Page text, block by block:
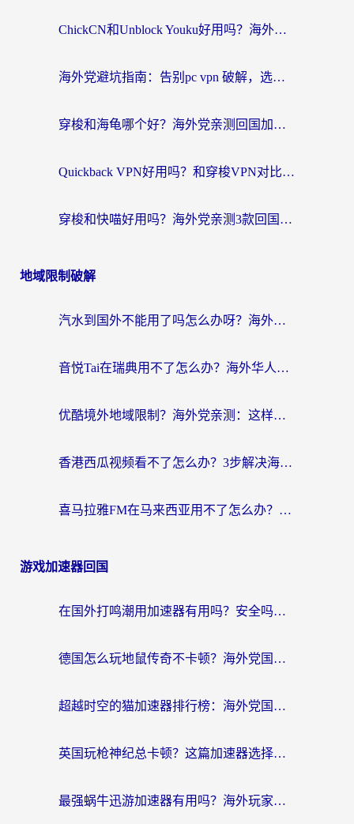
ChickCN和Unblock Youku好用吗？海外党亲测3款回国加速器，附iOS免费选择指南
海外党避坑指南：告别pc vpn 破解，选对回国加速器轻松访问国内资源
穿梭和海龟哪个好？海外党亲测回国加速器，附电脑免费VPN推荐
Quickback VPN好用吗？和穿梭VPN对比哪个回国效果更好？海外党必看的真实测评与选择指南
穿梭和快喵好用吗？海外党亲测3款回国加速器，附日本回国VPN避坑指南
地域限制破解
汽水到国外不能用了吗怎么办呀？海外党追剧看片的救星在这里！
音悦Tai在瑞典用不了怎么办？海外华人追剧听歌的实用指南
优酷境外地域限制？海外党亲测：这样看国内剧再也不卡（附3个实用场景解决）
香港西瓜视频看不了怎么办？3步解决海外追剧难题，附靠谱加速器推荐
喜马拉雅FM在马来西亚用不了怎么办？海外华人亲测有效的回国加速指南
游戏加速器回国
在国外打鸣潮用加速器有用吗？安全吗？海外玩家国服游戏加速全指南
德国怎么玩地鼠传奇不卡顿？海外党国服游戏加速全攻略（含战双EVE实用指南）
超越时空的猫加速器排行榜：海外党国服游戏不卡顿的终极选择指南
英国玩枪神纪总卡顿？这篇加速器选择指南帮你告别延迟（附实测推荐）
最强蜗牛迅游加速器有用吗？海外玩家国服游戏加速避坑指南（附德国玩忍者必须死3流星蝴蝶剑解决办法）